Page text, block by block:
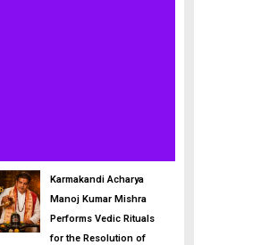
Karmakandi Acharya
Manoj Kumar Mishra
Performs Vedic Rituals
for the Resolution of